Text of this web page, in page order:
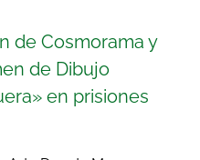
de Cosmorama y
de Dibujo
en prisiones